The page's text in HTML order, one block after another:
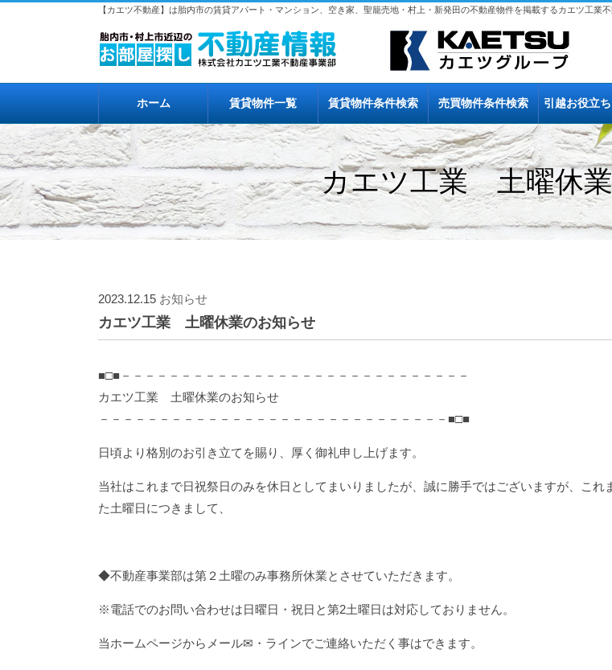
【カエツ不動産】は胎内市の賃貸アパート・マンション、空き家、聖籠売地・村上・新発田の不動産物件を掲載するカエツ工業
ホーム 賃貸物件一覧 賃貸物件条件検索 売買物件条件検索 引越お役立
カエツ工業 土曜休
2023.12.15 お知らせ
カエツ工業 土曜休業のお知らせ
■□■－－－－－－－－－－－－－－－－－－－－－－－－－－－－－
カエツ工業 土曜休業のお知らせ
－－－－－－－－－－－－－－－－－－－－－－－－－－－－－■□■
日頃より格別のお引き立てを賜り、厚く御礼申し上げます。
当社はこれまで日祝祭日のみを休日としてまいりましたが、誠に勝手ではございますが、これ
た土曜日につきまして、
◆不動産事業部は第２土曜のみ事務所休業とさせていただきます。
※電話でのお問い合わせは日曜日・祝日と第2土曜日は対応しておりません。
当ホームページから メール✉・ラインでご連絡いただく事はできます。